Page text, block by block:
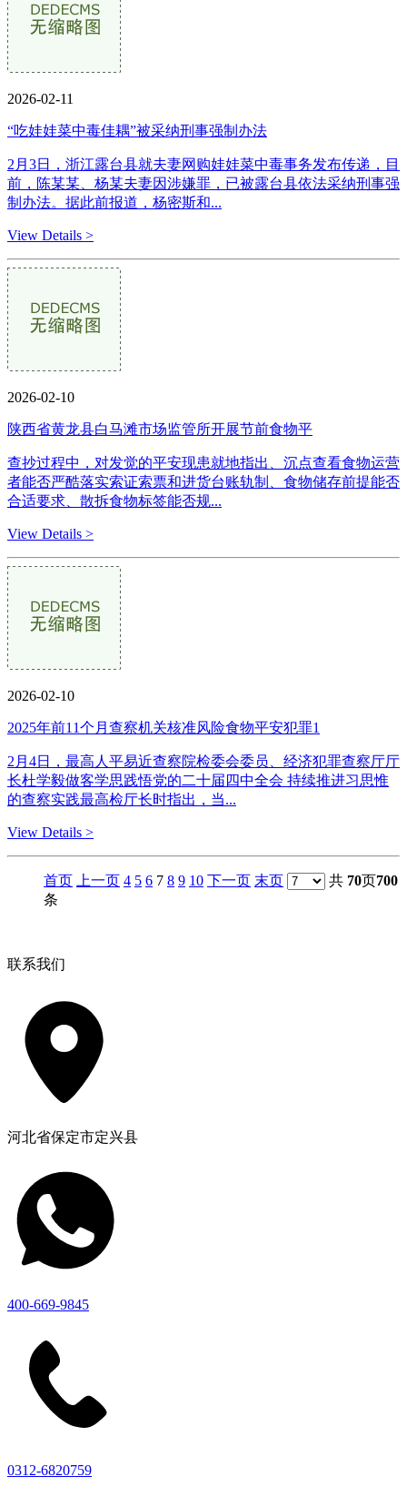
2026-02-11
“吃娃娃菜中毒佳耦”被采纳刑事强制办法
2月3日，浙江露台县就夫妻网购娃娃菜中毒事务发布传递，目
前，陈某某、杨某夫妻因涉嫌罪，已被露台县依法采纳刑事强
制办法。据此前报道，杨密斯和...
View Details >
2026-02-10
陕西省黄龙县白马滩市场监管所开展节前食物平
查抄过程中，对发觉的平安现患就地指出、沉点查看食物运营
者能否严酷落实索证索票和进货台账轨制、食物储存前提能否
合适要求、散拆食物标签能否规...
View Details >
2026-02-10
2025年前11个月查察机关核准风险食物平安犯罪1
2月4日，最高人平易近查察院检委会委员、经济犯罪查察厅厅
长杜学毅做客学思践悟党的二十届四中全会 持续推进习思惟
的查察实践最高检厅长时指出，当...
View Details >
首页 上一页 4 5 6 7 8 9 10 下一页 末页 共 70页700
条
联系我们
河北省保定市定兴县
400-669-9845
0312-6820759